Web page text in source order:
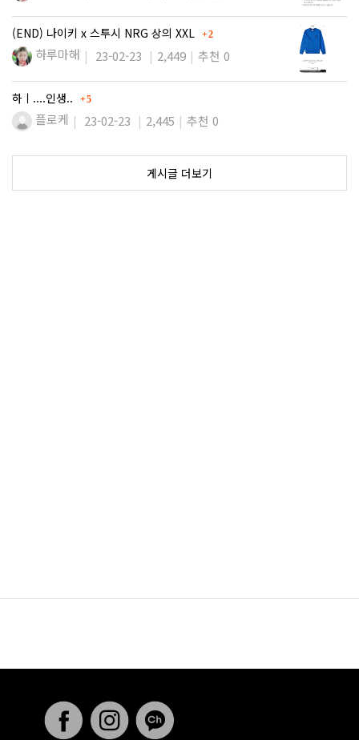
(END) 나이키 x 스투시 NRG 상의 XXL 댓글
2
하루마해 23-02-23 2,449 추천 0
하ㅣ....인생.. 댓글
5
플로케 23-02-23 2,445 추천 0
게시글 더보기